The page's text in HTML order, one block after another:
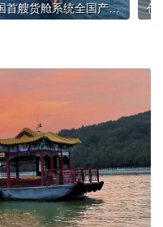
我国首艘货舱系统全国产低温阀LNG运输船交付